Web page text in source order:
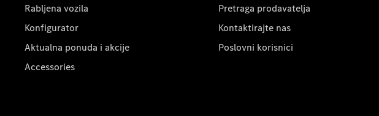
Rabljena vozila
Konfigurator
Aktualna ponuda i akcije
Accessories
Pretraga prodavatelja
Kontaktirajte nas
Poslovni korisnici